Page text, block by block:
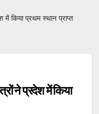
में किया प्रथम स्थान प्राप्त
ने प्रदेश में किया